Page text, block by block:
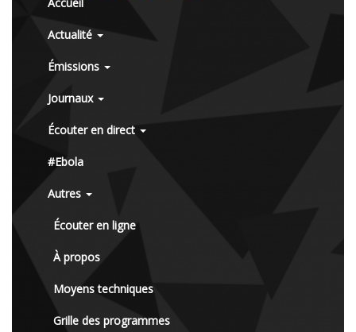
Actualité
Émissions
Journaux
Écouter en direct
#Ebola
Autres
Écouter en ligne
À propos
Moyens techniques
Grille des programmes